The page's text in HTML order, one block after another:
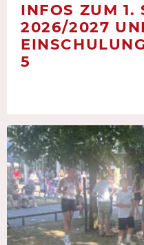
INFOS ZUM 1.
2026/2027
5